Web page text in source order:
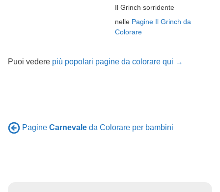
Il Grinch sorridente
nelle Pagine Il Grinch da
Colorare
Puoi vedere più popolari pagine da colorare qui →
Pagine Carnevale da Colorare per bambini